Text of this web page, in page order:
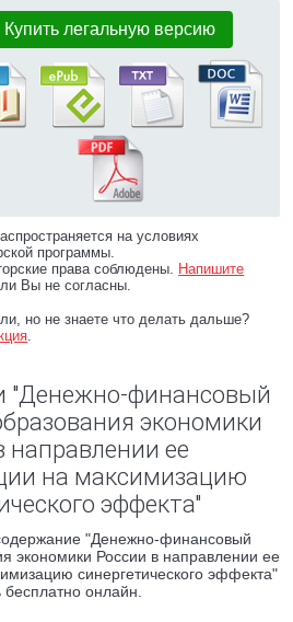
Купить легальную версию
на условиях
программы.
права соблюдены. Напишите
Вы не согласны.
но не знаете что делать дальше?
.
"Денежно-финансовый
экономики
направлении ее
на максимизацию
эффекта"
"Денежно-финансовый
экономики России в направлении ее
синергетического эффекта"
бесплатно онлайн.